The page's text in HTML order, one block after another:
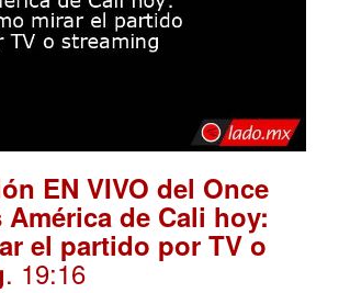
EN VIVO del Once
América de Cali hoy:
el partido por TV o
. 19:16